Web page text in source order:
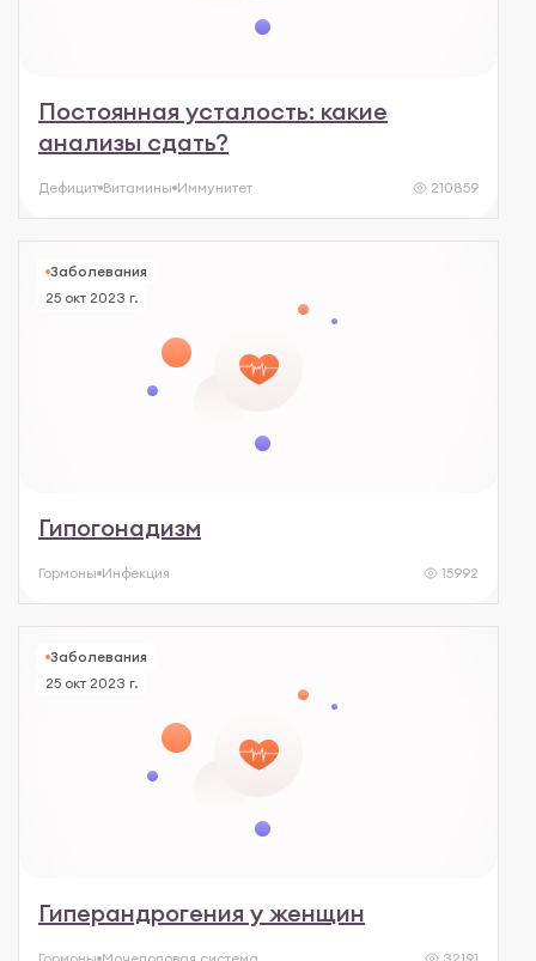
Постоянная усталость: какие
анализы сдать?
Дефицит Витамины Иммунитет 210859
Заболевания
25 окт 2023 г.
Гипогонадизм
Гормоны Инфекция 15992
Заболевания
25 окт 2023 г.
Гиперандрогения у женщин